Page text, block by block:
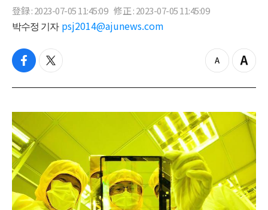
登録 : 2023-07-05 11:45:09 修正 : 2023-07-05 11:45:09
박수정 기자 psj2014@ajunews.com
f
c
b
o
k
t
i
t
e
z
o
o
t
Z
o
i
n